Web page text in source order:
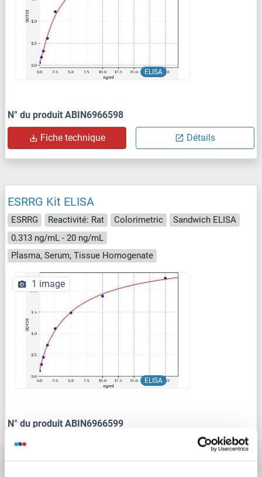
ELISA
N° du produit ABIN6966598
Fiche technique Détails
ESRRG Kit ELISA
ESRRG Reactivité: Rat Colorimetric
Sandwich ELISA
0.313 ng/mL - 20 ng/mL
Plasma, Serum, Tissue Homogenate
ELISA
1 image
N° du produit ABIN6966599
Détails